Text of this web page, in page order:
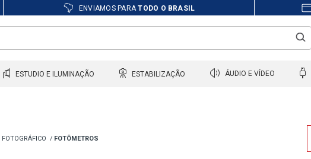
ENVIAMOS PARATODO O BRASIL
ESTUDIO E ILUMINAÇÃO ESTABILIZAÇÃO ÁUDIO E VÍDEO
FOTÔMETROS